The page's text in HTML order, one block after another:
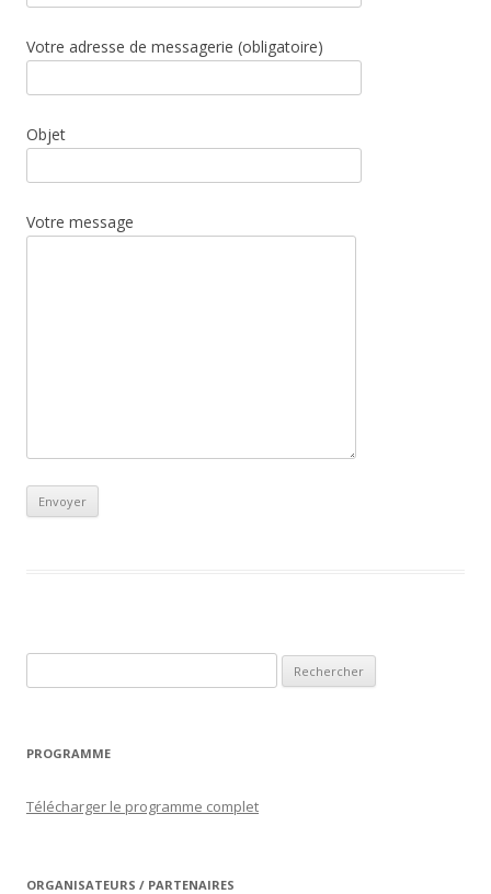
Votre adresse de messagerie (obligatoire)
Objet
Votre message
PROGRAMME
Télécharger le programme complet
ORGANISATEURS / PARTENAIRES